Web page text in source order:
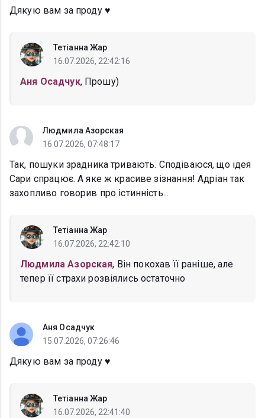
Дякую вам за проду ♥️
Тетіанна Жар
16.07.2026, 22:42:16
Аня Осадчук, Прошу)
Людмила Азорская
16.07.2026, 07:48:17
Так, пошуки зрадника тривають. Сподіваюся, що ідея
Сари спрацює. А яке ж красиве зізнання! Адріан так
захопливо говорив про істинність...
Тетіанна Жар
16.07.2026, 22:42:10
Людмила Азорская, Він покохав її раніше, але
тепер її страхи розвіялись остаточно
Аня Осадчук
15.07.2026, 07:26:46
Дякую вам за проду ♥️
Тетіанна Жар
16.07.2026, 22:41:40